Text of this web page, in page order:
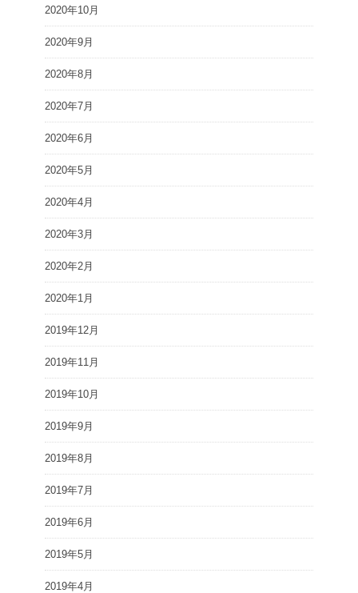
2020年10月
2020年9月
2020年8月
2020年7月
2020年6月
2020年5月
2020年4月
2020年3月
2020年2月
2020年1月
2019年12月
2019年11月
2019年10月
2019年9月
2019年8月
2019年7月
2019年6月
2019年5月
2019年4月